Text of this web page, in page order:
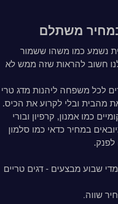
משתלם
נשמע כמו משהו ששמור
חשוב להראות שזה ממש לא
לכל משפחה ליהנות מדג טרי
מהבית ובלי לקרוע את הכיס.
כמו אמנון, קרפיון ובורי
במחיר כדאי כמו סלמון
לפנק.
שבוע מבצעים - דגים טריים
שווה.